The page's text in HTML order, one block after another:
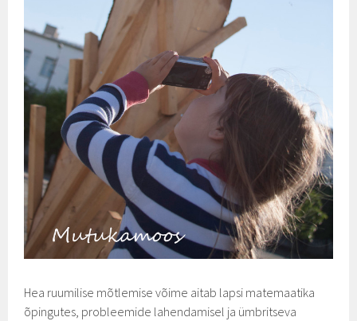
Hea ruumilise mõtlemise võime aitab lapsi matemaatika
õpingutes, probleemide lahendamisel ja ümbritseva